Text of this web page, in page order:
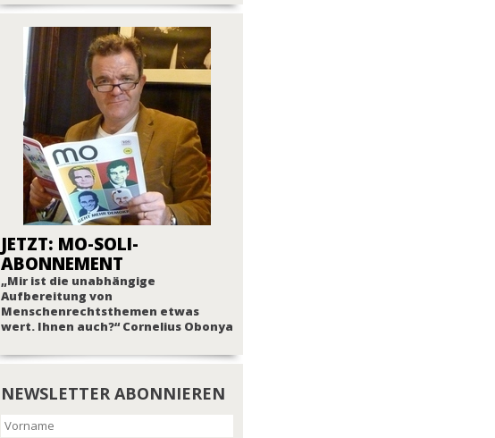
JETZT: MO-SOLI-
ABONNEMENT
„Mir ist die unabhängige
Aufbereitung von
Menschenrechtsthemen etwas
wert. Ihnen auch?“ Cornelius Obonya
NEWSLETTER ABONNIEREN